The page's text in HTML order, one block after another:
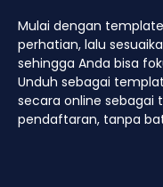
Mulai dengan
perhatian, lalu
sehingga Anda bisa
Unduh sebagai
secara online sebagai
pendaftaran, tanpa